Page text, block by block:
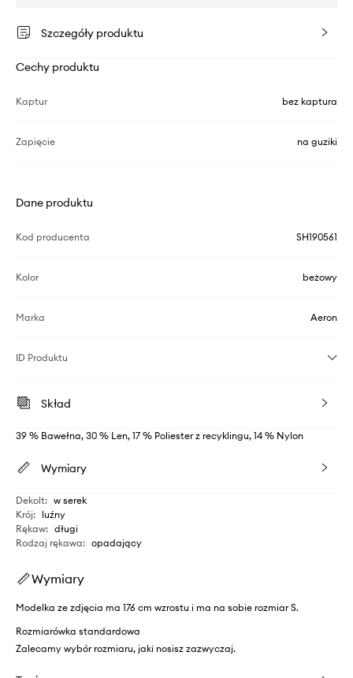
Szczegóły produktu
Cechy produktu
Kaptur bez kaptura
Zapięcie na guziki
Dane produktu
Kod producenta SH190561
Kolor beżowy
Marka Aeron
ID Produktu
Skład
39 % Bawełna, 30 % Len, 17 % Poliester z recyklingu, 14 % Nylon
Wymiary
Dekolt: w serek
Krój: luźny
Rękaw: długi
Rodzaj rękawa: opadający
Wymiary
Modelka ze zdjęcia ma 176 cm wzrostu i ma na sobie rozmiar S.
Rozmiarówka standardowa
Zalecamy wybór rozmiaru, jaki nosisz zazwyczaj.